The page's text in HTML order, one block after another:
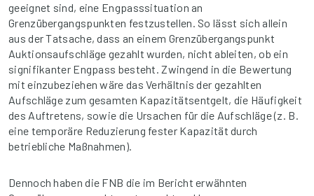
geeignet sind, eine Engpasssituation an
Grenzübergangspunkten festzustellen. So lässt sich allein
aus der Tatsache, dass an einem Grenzübergangspunkt
Auktionsaufschläge gezahlt wurden, nicht ableiten, ob ein
signifikanter Engpass besteht. Zwingend in die Bewertung
mit einzubeziehen wäre das Verhältnis der gezahlten
Aufschläge zum gesamten Kapazitätsentgelt, die Häufigkeit
des Auftretens, sowie die Ursachen für die Aufschläge (z. B.
eine temporäre Reduzierung fester Kapazität durch
betriebliche Maßnahmen).
Dennoch haben die FNB die im Bericht erwähnten